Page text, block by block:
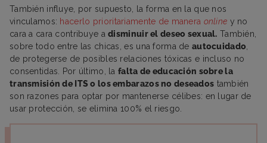
También influye, por supuesto, la forma en la que nos
vinculamos: hacerlo prioritariamente de manera online y no
cara a cara contribuye adisminuir el deseo sexual. También,
sobre todo entre las chicas, es una forma de autocuidado,
de protegerse de posibles relaciones tóxicas e incluso no
consentidas. Por último, lafalta de educación sobre la
transmisión de ITS o los embarazos no deseados también
son razones para optar por mantenerse célibes: en lugar de
usar protección, se elimina 100% el riesgo.